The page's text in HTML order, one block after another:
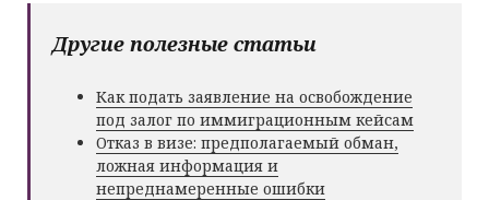
Другие полезные статьи
Как подать заявление на освобождение
под залог по иммиграционным кейсам
Отказ в визе: предполагаемый обман,
ложная информация и
непреднамеренные ошибки